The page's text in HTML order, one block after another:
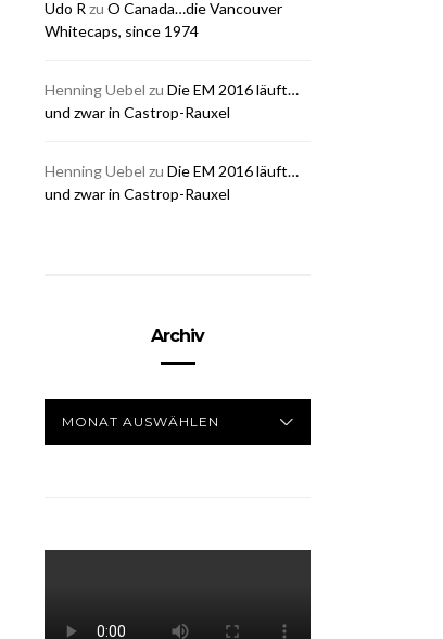
Udo R zu O Canada…die Vancouver
Whitecaps, since 1974
Henning Uebel zu Die EM 2016 läuft…
und zwar in Castrop-Rauxel
Henning Uebel zu Die EM 2016 läuft…
und zwar in Castrop-Rauxel
Archiv